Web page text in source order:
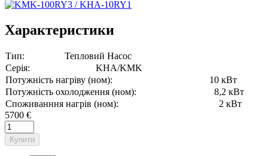
Характеристики
Тип:
Тепловий Насос
Серія:
KHA/KMK
Потужність нагріву (ном):
10 кВт
Потужність охолодження (ном):
8,2 кВт
Споживанння нагрів (ном):
2 кВт
5700 €
Купити